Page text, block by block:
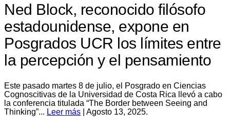
Ned Block, reconocido filósofo
estadounidense, expone en
Posgrados UCR los límites entre
la percepción y el pensamiento
Este pasado martes 8 de julio, el Posgrado en Ciencias
Cognoscitivas de la Universidad de Costa Rica llevó a cabo
la conferencia titulada “The Border between Seeing and
Thinking”... Leer más | Agosto 13, 2025.